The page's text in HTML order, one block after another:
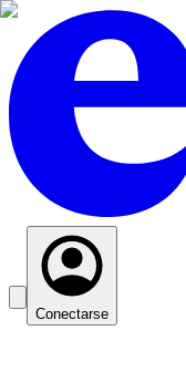
Conectarse